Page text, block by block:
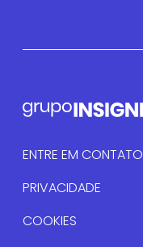
ENTRE EM CONTATO
PRIVACIDADE
COOKIES